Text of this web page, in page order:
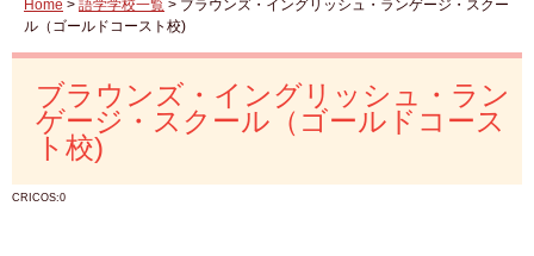
Home > 語学学校一覧 > ブラウンズ・イングリッシュ・ランゲージ・スクー
ル（ゴールドコースト校)
ブラウンズ・イングリッシュ・ラン
ゲージ・スクール（ゴールドコース
ト校)
CRICOS:0